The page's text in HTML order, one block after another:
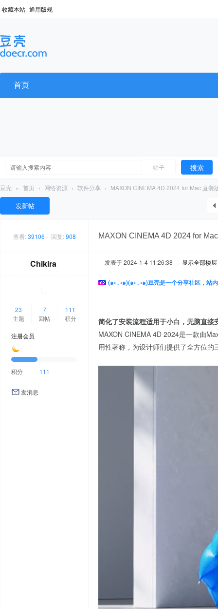
收藏本站 通用版规
首页
帖子 搜索
豆壳 » 首页 › 网络资源 › 软件分享 › MAXON CINEMA 4D 2024 for Mac 直装
发新帖
查看: 39106 回复: 908 MAXON CINEMA 4D 2024 for
Chikira
23
主题
7
回帖
111
积分
注册会员
积分 111
发消息
发表于 2024-1-4 11:26:38 显示全部楼层
(๑• . •๑)(๑• . •๑)豆壳是一个分享社区，站
简化了安装流程适用于小白，无脑直接
MAXON CINEMA 4D 2024是一款由
用性著称，为设计师们提供了全方位的